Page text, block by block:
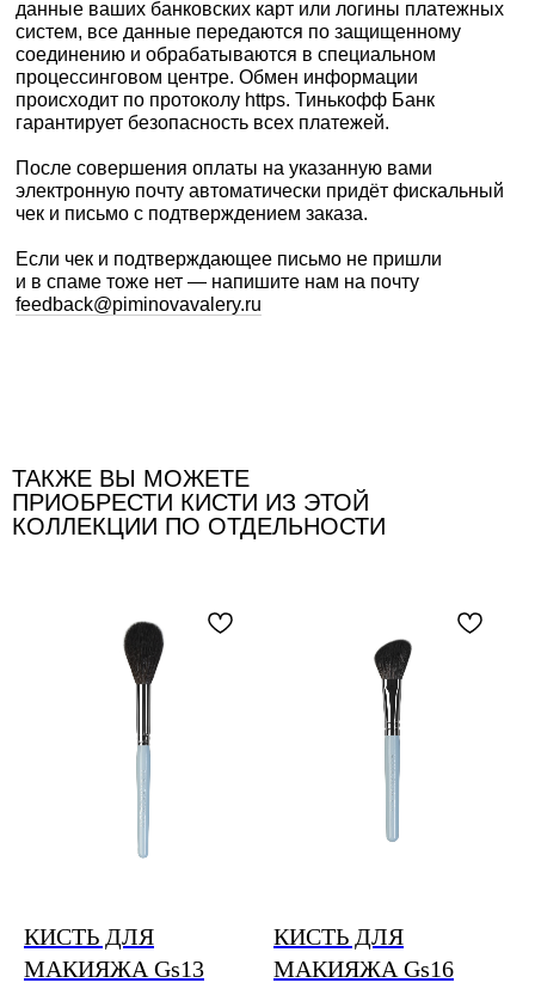
данные ваших банковских карт или логины платежных
систем, все данные передаются по защищенному
соединению и обрабатываются в специальном
процессинговом центре. Обмен информации
происходит по протоколу https. Тинькофф Банк
гарантирует безопасность всех платежей.
После совершения оплаты на указанную вами
электронную почту автоматически придёт фискальный
чек и письмо с подтверждением заказа.
Если чек и подтверждающее письмо не пришли
и в спаме тоже нет — напишите нам на почту
feedback@piminovavalery.ru
Доставка оплаченных заказов осуществляется
транспортными компаниями Почта России и СДЭК.
Стоимость и сроки доставки по России рассчитываются
автоматически при оформлении заказа на сайте. Трек-
и передачи в транспортную компанию.
Бесплатная доставка по России осуществляется
при заказе на сумму свыше 4 000₽.
Сроки сборки и отправки заказов до 5 дней.
Международная доставка Почтой России от 30 дней.
По любым вопросам доставки оплаченных заказов
можно связаться с нами по почте
feedback@piminovavalery.ru
ТАКЖЕ ВЫ МОЖЕТЕ
ПРИОБРЕСТИ КИСТИ ИЗ ЭТОЙ
КОЛЛЕКЦИИ ПО ОТДЕЛЬНОСТИ
КИСТЬ ДЛЯ
МАКИЯЖА Gs13
КИСТЬ ДЛЯ
МАКИЯЖА Gs16